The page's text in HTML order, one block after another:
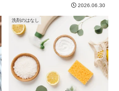
2026.06.30
洗剤のはなし